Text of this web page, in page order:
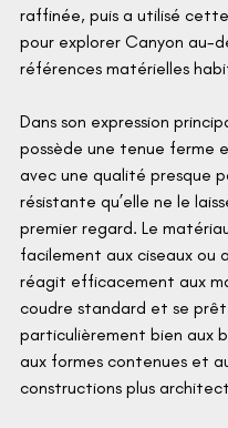
raffinée, puis a utilisé
pour explorer Canyon au-
références matérielles
Dans son expression
possède une tenue ferme
avec une qualité presque
résistante qu’elle ne le
premier regard. Le
facilement aux ciseaux ou
réagit efficacement aux
coudre standard et se
particulièrement bien aux
aux formes contenues et
constructions plus